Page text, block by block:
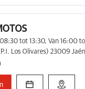
tot 13:30, Van 16:00
Los Olivares) 23009 Jaén